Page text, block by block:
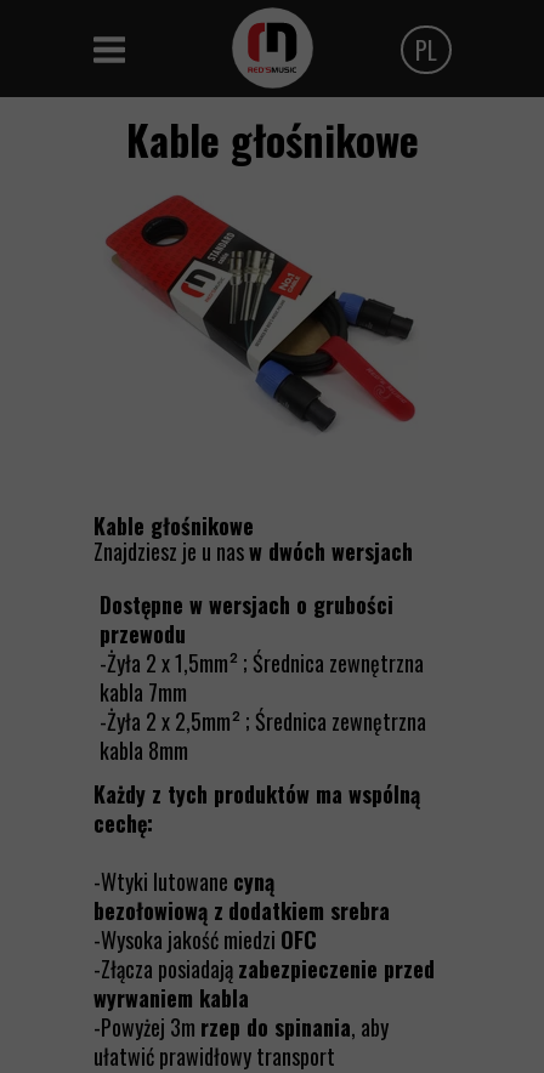
PL
Polski
Kable głośnikowe
Każdy z tych produktów ma wspólną
cechę:
-Wtyki lutowane cyną
bezołowiową z dodatkiem srebra
-Wysoka jakość miedzi OFC
-Złącza posiadajązabezpieczenie przed
wyrwaniem kabla
-Powyżej 3m rzep do spinania, aby
ułatwić prawidłowy transport
Dostępne w wersjach o grubości
przewodu
-Żyła 2 x 1,5mm² ; Średnica zewnętrzna
kabla 7mm
-Żyła 2 x 2,5mm² ; Średnica zewnętrzna
kabla 8mm
Kable głośnikowe
Znajdziesz je u nasw dwóch wersjach